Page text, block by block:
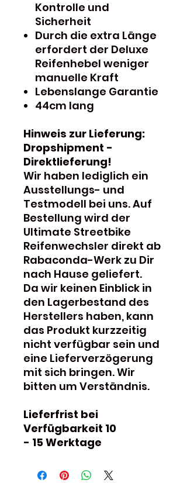
Kontrolle und
Sicherheit
Durch die extra Länge
erfordert der Deluxe
Reifenhebel weniger
manuelle Kraft
Lebenslange Garantie
44cm lang
Hinweis zur Lieferung:
Dropshipment -
Direktlieferung!
Wir haben lediglich ein
Ausstellungs- und
Testmodell bei uns. Auf
Bestellung wird der
Ultimate Streetbike
Reifenwechsler direkt ab
Rabaconda-Werk zu Dir
nach Hause geliefert.
Da wir keinen Einblick in
den Lagerbestand des
Herstellers haben, kann
das Produkt kurzzeitig
nicht verfügbar sein und
eine Lieferverzögerung
mit sich bringen. Wir
bitten um Verständnis.
Lieferfrist bei
Verfügbarkeit 10
- 15 Werktage